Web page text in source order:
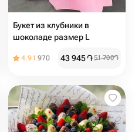
Букет из клубники в
шоколаде размер L
4.91 970 43 945֏51 700֏